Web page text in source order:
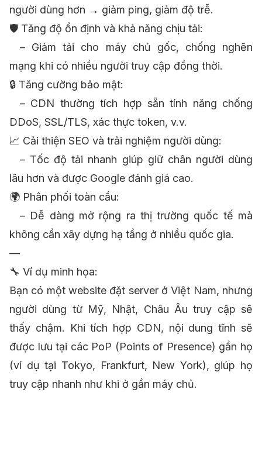
người dùng hơn → giảm ping, giảm độ trễ.
🛡 Tăng độ ổn định và khả năng chịu tải:
– Giảm tải cho máy chủ gốc, chống nghẽn
mạng khi có nhiều người truy cập đồng thời.
🔒 Tăng cường bảo mật:
– CDN thường tích hợp sẵn tính năng chống
DDoS, SSL/TLS, xác thực token, v.v.
📈 Cải thiện SEO và trải nghiệm người dùng:
– Tốc độ tải nhanh giúp giữ chân người dùng
lâu hơn và được Google đánh giá cao.
🌍 Phân phối toàn cầu:
– Dễ dàng mở rộng ra thị trường quốc tế mà
không cần xây dựng hạ tầng ở nhiều quốc gia.
—
🔧 Ví dụ minh họa:
Bạn có một website đặt server ở Việt Nam, nhưng
người dùng từ Mỹ, Nhật, Châu Âu truy cập sẽ
thấy chậm. Khi tích hợp CDN, nội dung tĩnh sẽ
được lưu tại các PoP (Points of Presence) gần họ
(ví dụ tại Tokyo, Frankfurt, New York), giúp họ
truy cập nhanh như khi ở gần máy chủ.